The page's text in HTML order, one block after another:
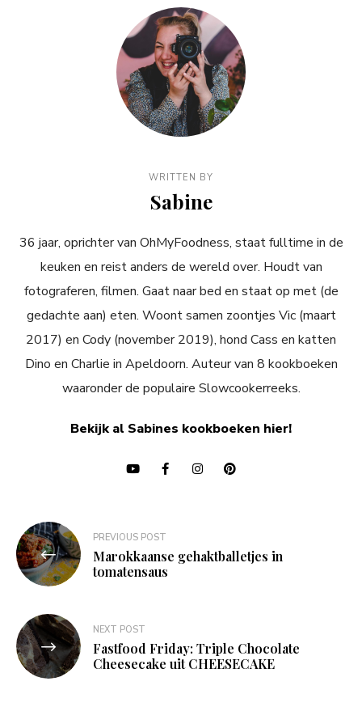
WRITTEN BY
Sabine
36 jaar, oprichter van OhMyFoodness, staat fulltime in de
keuken en reist anders de wereld over. Houdt van
fotograferen, filmen. Gaat naar bed en staat op met (de
gedachte aan) eten. Woont samen zoontjes Vic (maart
2017) en Cody (november 2019), hond Cass en katten
Dino en Charlie in Apeldoorn. Auteur van 8 kookboeken
waaronder de populaire Slowcookerreeks.
Bekijk al Sabines kookboeken hier!
Bericht
navigatie
PREVIOUS POST
Marokkaanse gehaktballetjes in
tomatensaus
NEXT POST
Fastfood Friday: Triple Chocolate
Cheesecake uit CHEESECAKE